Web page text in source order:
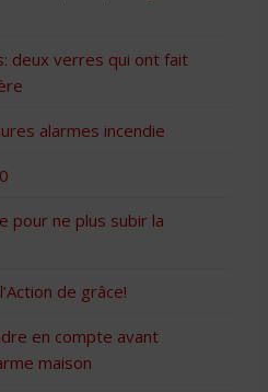
deux verres qui ont fait
alarmes incendie
pour ne plus subir la
de grâce!
en compte avant
maison